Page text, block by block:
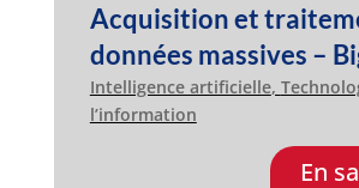
Acquisition et
données massives –
Intelligence artificielle,
l’information
En